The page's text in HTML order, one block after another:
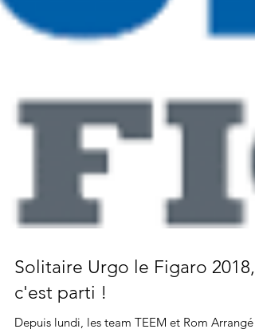
Solitaire Urgo le Figaro 2018,
c'est parti !